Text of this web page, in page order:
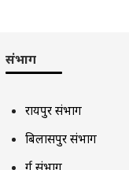
संभाग
रायपुर संभाग
बिलासपुर संभाग
दुर्ग संभाग